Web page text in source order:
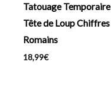
Tatouage Temporaire
Tête de Loup Chiffres
Romains
18,99€